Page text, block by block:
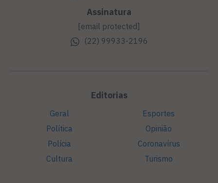
Assinatura
[email protected]
(22) 99933-2196
Editorias
Geral
Política
Polícia
Cultura
Esportes
Opinião
Coronavírus
Turismo